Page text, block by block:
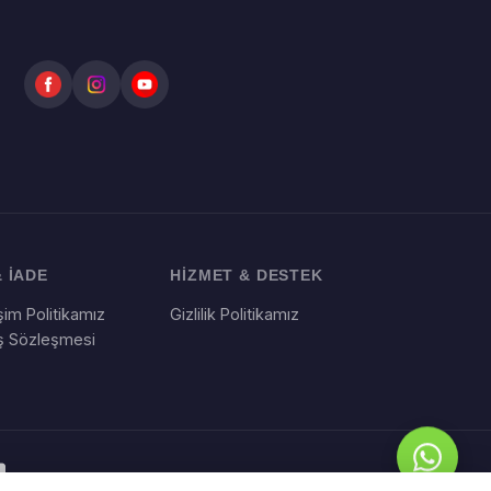
İADE
Politikamız
Sözleşmesi
HİZMET & DESTEK
Gizlilik Politikamız